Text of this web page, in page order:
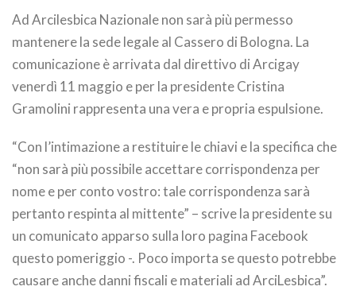
Ad Arcilesbica Nazionale non sarà più permesso
mantenere la sede legale al Cassero di Bologna. La
comunicazione è arrivata dal direttivo di Arcigay
venerdì 11 maggio e per la presidente Cristina
Gramolini rappresenta una vera e propria espulsione.
“Con l’intimazione a restituire le chiavi e la specifica che
“non sarà più possibile accettare corrispondenza per
nome e per conto vostro: tale corrispondenza sarà
pertanto respinta al mittente” – scrive la presidente su
un comunicato apparso sulla loro pagina Facebook
questo pomeriggio -. Poco importa se questo potrebbe
causare anche danni fiscali e materiali ad ArciLesbica”.